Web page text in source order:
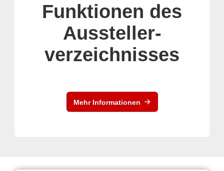
Funktionen des
Aussteller-
verzeichnisses
Mehr Informationen